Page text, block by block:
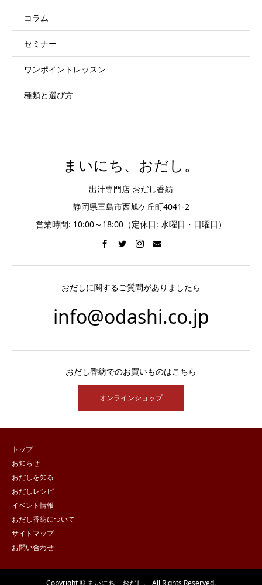
コラム
セミナー
ワンポイントレッスン
種類と選び方
まいにち、おだし。
出汁専門店 おだし香紡
静岡県三島市西旭ケ丘町4041-2
営業時間: 10:00～18:00（定休日: 水曜日・日曜日）
おだしに関するご質問がありましたら
info@odashi.co.jp
おだし香紡でのお買いものはこちら
オンラインショップ
トップ
お知らせ
おだしを知る
おだしレシピ
イベント情報
おだし香紡について
サイトマップ
お問い合わせ
Copyright © まいにち、おだし。 All Rights Reserved.